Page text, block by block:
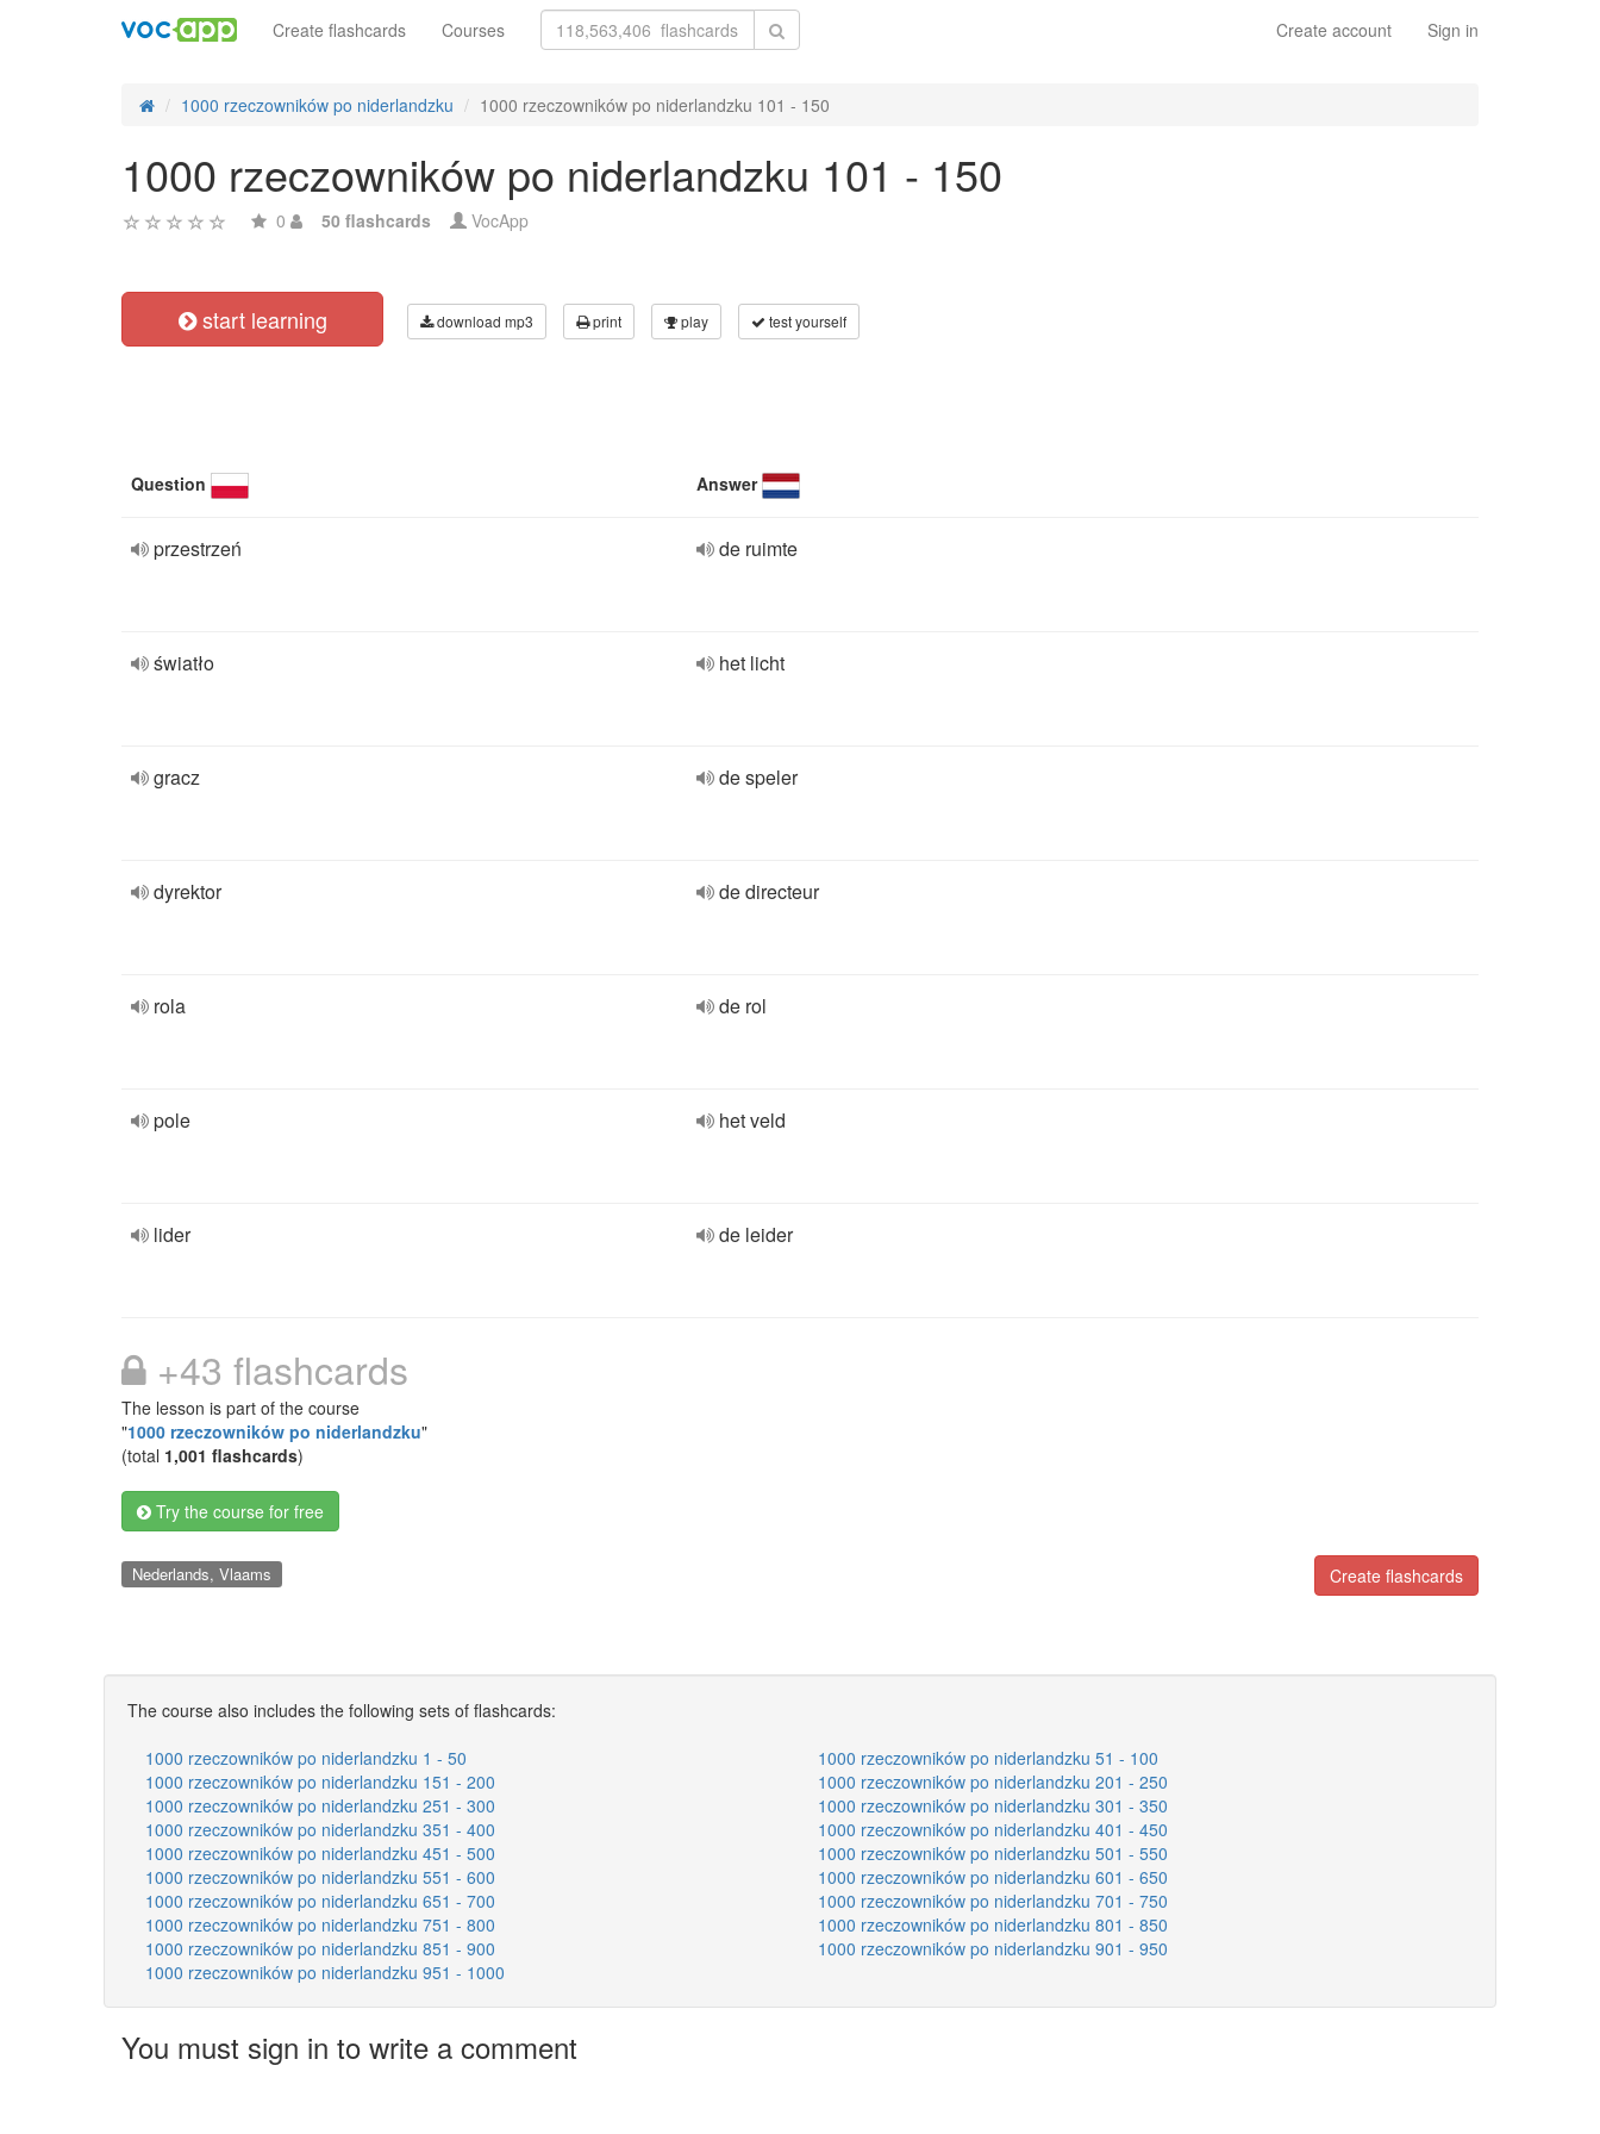
Create account Sign in
Create flashcards Courses
1000 rzeczowników po niderlandzku 1000 rzeczowników po niderlandzku 101 - 150
1000 rzeczowników po niderlandzku 101 - 150
0 50 flashcards VocApp
start learning download mp3 print play test yourself
Question Answer
przestrzeń de ruimte
światło het licht
gracz de speler
dyrektor de directeur
rola de rol
pole het veld
lider de leider
+43 flashcards
The lesson is part of the course
"1000 rzeczowników po niderlandzku"
(total 1,001 flashcards)
Try the course for free
Create flashcards
Nederlands, Vlaams
The course also includes the following sets of flashcards:
1000 rzeczowników po niderlandzku 1 - 50
1000 rzeczowników po niderlandzku 51 - 100
1000 rzeczowników po niderlandzku 151 - 200
1000 rzeczowników po niderlandzku 201 - 250
1000 rzeczowników po niderlandzku 251 - 300
1000 rzeczowników po niderlandzku 301 - 350
1000 rzeczowników po niderlandzku 351 - 400
1000 rzeczowników po niderlandzku 401 - 450
1000 rzeczowników po niderlandzku 451 - 500
1000 rzeczowników po niderlandzku 501 - 550
1000 rzeczowników po niderlandzku 551 - 600
1000 rzeczowników po niderlandzku 601 - 650
1000 rzeczowników po niderlandzku 651 - 700
1000 rzeczowników po niderlandzku 701 - 750
1000 rzeczowników po niderlandzku 751 - 800
1000 rzeczowników po niderlandzku 801 - 850
1000 rzeczowników po niderlandzku 851 - 900
1000 rzeczowników po niderlandzku 901 - 950
1000 rzeczowników po niderlandzku 951 - 1000
You must sign in to write a comment